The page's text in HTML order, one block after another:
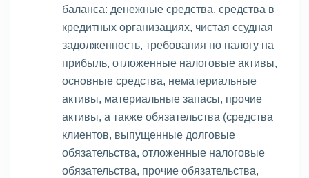
баланса: денежные средства, средства в
кредитных организациях, чистая ссудная
задолженность, требования по налогу на
прибыль, отложенные налоговые активы,
основные средства, нематериальные
активы, материальные запасы, прочие
активы, а также обязательства (средства
клиентов, выпущенные долговые
обязательства, отложенные налоговые
обязательства, прочие обязательства,